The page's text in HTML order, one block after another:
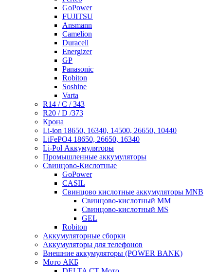
GoPower
FUJITSU
Ansmann
Camelion
Duracell
Energizer
GP
Panasonic
Robiton
Soshine
Varta
R14 / C / 343
R20 / D /373
Крона
Li-ion 18650, 16340, 14500, 26650, 10440
LiFePO4 18650, 26650, 16340
Li-Pol Аккумуляторы
Промышленные аккумуляторы
Свинцово-Кислотные
GoPower
CASIL
Свинцово кислотные аккумуляторы MNB
Cвинцово-кислотный MM
Cвинцово-кислотный MS
GEL
Robiton
Аккумуляторные сборки
Аккумуляторы для телефонов
Внешние аккумуляторы (POWER BANK)
Мото АКБ